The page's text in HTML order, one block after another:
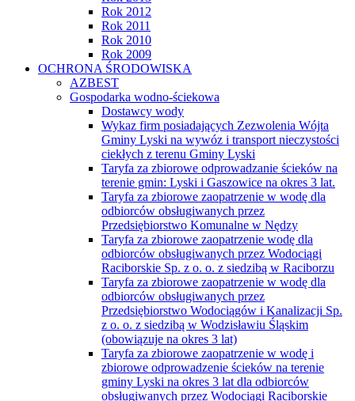
Rok 2012
Rok 2011
Rok 2010
Rok 2009
OCHRONA ŚRODOWISKA
AZBEST
Gospodarka wodno-ściekowa
Dostawcy wody
Wykaz firm posiadających Zezwolenia Wójta
Gminy Lyski na wywóz i transport nieczystości
ciekłych z terenu Gminy Lyski
Taryfa za zbiorowe odprowadzanie ścieków na
terenie gmin: Lyski i Gaszowice na okres 3 lat.
Taryfa za zbiorowe zaopatrzenie w wodę dla
odbiorców obsługiwanych przez
Przedsiębiorstwo Komunalne w Nędzy
Taryfa za zbiorowe zaopatrzenie wodę dla
odbiorców obsługiwanych przez Wodociągi
Raciborskie Sp. z o. o. z siedzibą w Raciborzu
Taryfa za zbiorowe zaopatrzenie w wodę dla
odbiorców obsługiwanych przez
Przedsiębiorstwo Wodociągów i Kanalizacji Sp.
z o. o. z siedzibą w Wodzisławiu Śląskim
(obowiązuje na okres 3 lat)
Taryfa za zbiorowe zaopatrzenie w wodę i
zbiorowe odprowadzenie ścieków na terenie
gminy Lyski na okres 3 lat dla odbiorców
obsługiwanych przez Wodociągi Raciborskie